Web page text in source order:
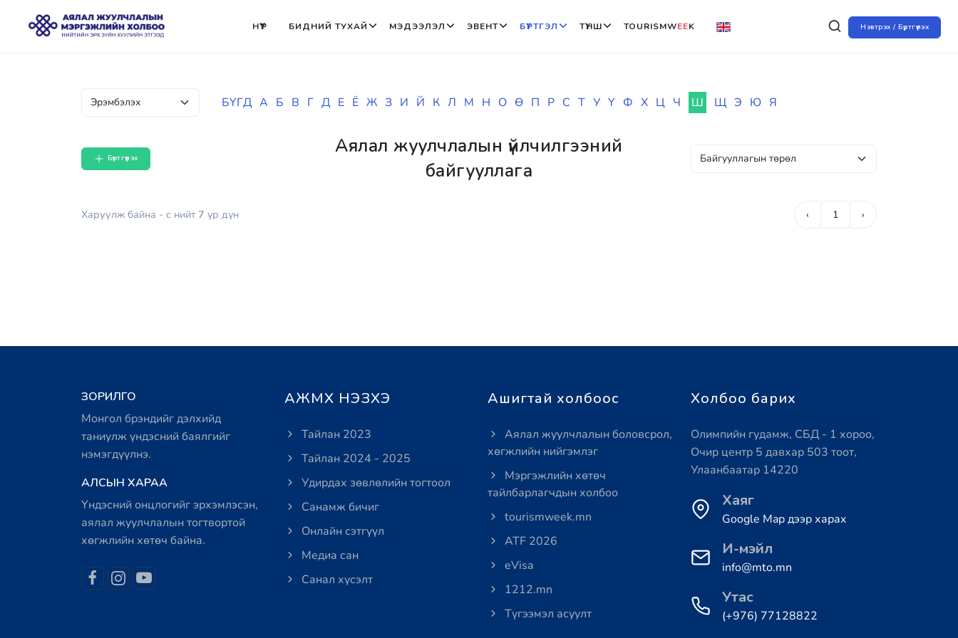
Нэвтрэх / Бүртгүүлэх
НҮҮР БИДНИЙ ТУХАЙ МЭДЭЭЛЭЛ ЭВЕНТ БҮРТГЭЛ ТҮНШ TOURISMWEEK
БҮГД А Б В Г Д Е Ё Ж З И Й К Л М Н О Ө П Р С Т У Ү Ф Х Ц Ч Ш Щ Э Ю Я
Бүртгүүлэх
Аялал жуулчлалын үйлчилгээний
байгууллага
Харуулж байна - с нийт 7 үр дүн ‹ 1 ›
ЗОРИЛГО
Монгол брэндийг дэлхийд
таниулж үндэсний баялгийг
нэмэгдүүлнэ.
АЛСЫН ХАРАА
Үндэсний онцлогийг эрхэмлэсэн,
аялал жуулчлалын тогтвортой
хөгжлийн хөтөч байна.
АЖМХ НЭЗХЭ
Тайлан 2023
Тайлан 2024 - 2025
Удирдах зөвлөлийн тогтоол
Санамж бичиг
Онлайн сэтгүүл
Медиа сан
Санал хүсэлт
Ашигтай холбоос
Аялал жуулчлалын боловсрол,
хөгжлийн нийгэмлэг
Мэргэжлийн хөтөч
тайлбарлагчдын холбоо
tourismweek.mn
ATF 2026
eVisa
1212.mn
Түгээмэл асуулт
Холбоо барих
Олимпийн гудамж, СБД - 1 хороо,
Очир центр 5 давхар 503 тоот,
Улаанбаатар 14220
Хаяг
Google Map дээр харах
И-мэйл
info@mto.mn
Утас
(+976) 77128822